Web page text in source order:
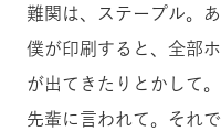
難関は、ステープル。
僕が印刷すると、全部
が出てきたりとかして
先輩に言われて。それ